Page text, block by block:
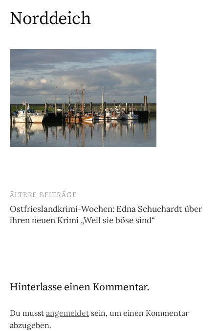
Norddeich
Beitragsnavigation
ÄLTERE BEITRÄGE
Ostfrieslandkrimi-Wochen: Edna Schuchardt über
ihren neuen Krimi „Weil sie böse sind“
Hinterlasse einen Kommentar.
Du musst angemeldet sein, um einen Kommentar
abzugeben.